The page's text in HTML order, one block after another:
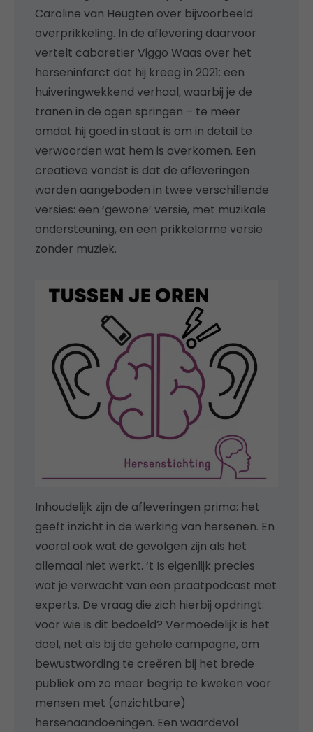
Caroline van Heugten over bijvoorbeeld
overprikkeling. In de aflevering daarvoor
vertelt cabaretier Viggo Waas over het
herseninfarct dat hij kreeg in 2021: een
huiveringwekkend verhaal, waarbij je de
tranen in de ogen springen – te meer
omdat hij goed in staat is om in detail te
verwoorden wat hem is overkomen. Een
creatieve vondst is dat de afleveringen
worden aangeboden in twee verschillende
versies: een ‘gewone’ versie, met muzikale
ondersteuning, en een prikkelarme versie
zonder muziek.
Inhoudelijk zijn de afleveringen prima: het
geeft inzicht in de werking van hersenen. En
vooral ook wat de gevolgen zijn als het
allemaal niet werkt. ‘t Is eigenlijk precies
wat je verwacht van een praatpodcast met
experts. De vraag die zich hierbij opdringt:
voor wie is dit bedoeld? Vermoedelijk is het
doel, net als bij de gehele campagne, om
bewustwording te creëren bij het brede
publiek om zo meer begrip te kweken voor
mensen met (onzichtbare)
hersenaandoeningen. Een waardevol